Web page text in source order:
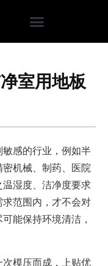
室用地板
感的行业，例如半
机械、制药、医院
湿度、洁净度要求
范围内，才不会对
能保持环境清洁，
模压而成，上贴优